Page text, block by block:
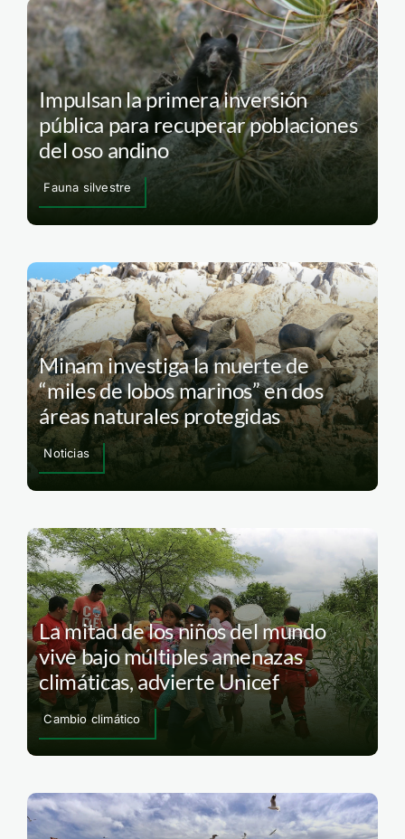
Impulsan la primera inversión
pública para recuperar poblaciones
del oso andino
Fauna silvestre
Minam investiga la muerte de
“miles de lobos marinos” en dos
áreas naturales protegidas
Noticias
La mitad de los niños del mundo
vive bajo múltiples amenazas
climáticas, advierte Unicef
Cambio climático